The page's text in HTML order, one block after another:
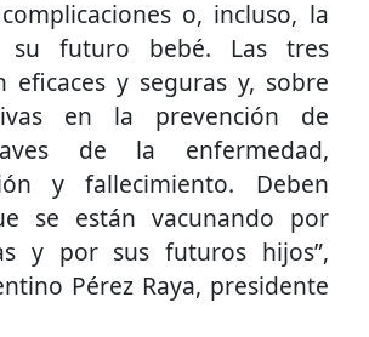
o, incluso, la
su futuro bebé. Las tres
eficaces y seguras y, sobre
en la prevención de
de la enfermedad,
y fallecimiento. Deben
se están vacunando por
y por sus futuros hijos”,
Pérez Raya, presidente